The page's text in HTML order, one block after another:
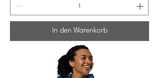
In den Warenkorb